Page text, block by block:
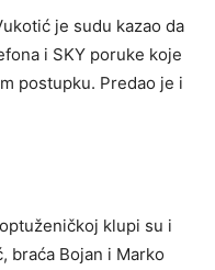
je sudu kazao da
i SKY poruke koje
postupku. Predao je i
klupi su i
braća Bojan i Marko